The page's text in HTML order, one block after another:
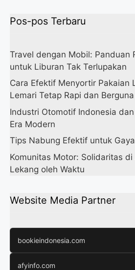
Pos-pos Terbaru
Travel dengan Mobil: Panduan
untuk Liburan Tak Terlupakan
Cara Efektif Menyortir Pakaian
Lemari Tetap Rapi dan Berguna
Industri Otomotif Indonesia
Era Modern
Tips Nabung Efektif untuk
Komunitas Motor: Solidaritas
Lekang oleh Waktu
Website Media Partner
bookieindonesia.com
afyinfo.com